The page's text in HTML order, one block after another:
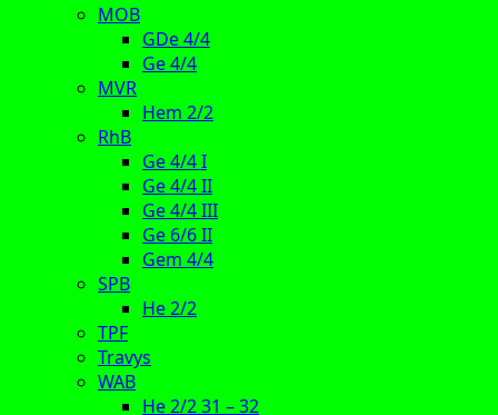
MOB
GDe 4/4
Ge 4/4
MVR
Hem 2/2
RhB
Ge 4/4 I
Ge 4/4 II
Ge 4/4 III
Ge 6/6 II
Gem 4/4
SPB
He 2/2
TPF
Travys
WAB
He 2/2 31 – 32